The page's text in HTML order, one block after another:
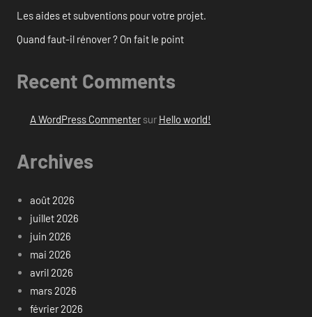
Les aides et subventions pour votre projet.
Quand faut-il rénover ? On fait le point
Recent Comments
A WordPress Commentersur Hello world!
Archives
août 2026
juillet 2026
juin 2026
mai 2026
avril 2026
mars 2026
février 2026